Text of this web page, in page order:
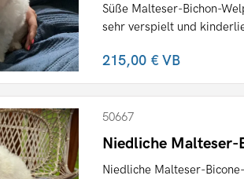
Süße Malteser-Bichon-
sehr verspielt und
215,00 €VB
50667
Niedliche Malteser-
Niedliche Malteser-